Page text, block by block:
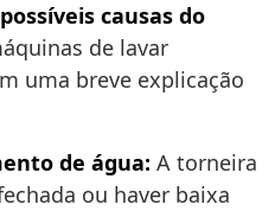
possíveis causas do
de lavar
uma breve explicação
de água: A torneira
ou haver baixa